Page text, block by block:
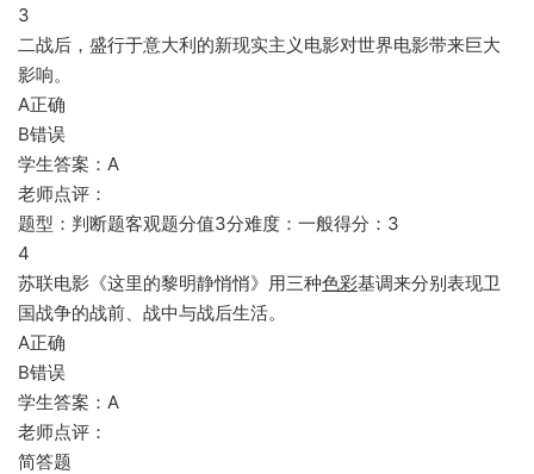
3
二战后，盛行于意大利的新现实主义电影对世界电影带来巨大
影响。
A正确
B错误
学生答案：A
老师点评：
题型：判断题客观题分值3分难度：一般得分：3
4
苏联电影《这里的黎明静悄悄》用三种色彩基调来分别表现卫
国战争的战前、战中与战后生活。
A正确
B错误
学生答案：A
老师点评：
简答题